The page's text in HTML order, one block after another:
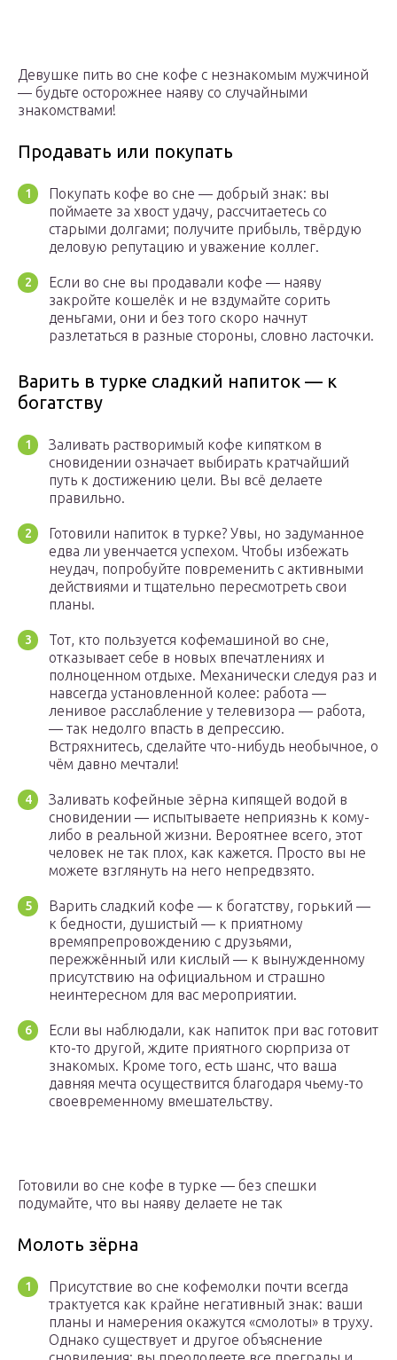
Девушке пить во сне кофе с незнакомым мужчиной
— будьте осторожнее наяву со случайными
знакомствами!
Продавать или покупать
Покупать кофе во сне — добрый знак: вы
поймаете за хвост удачу, рассчитаетесь со
старыми долгами; получите прибыль, твёрдую
деловую репутацию и уважение коллег.
Если во сне вы продавали кофе — наяву
закройте кошелёк и не вздумайте сорить
деньгами, они и без того скоро начнут
разлетаться в разные стороны, словно ласточки.
Варить в турке сладкий напиток — к
богатству
Заливать растворимый кофе кипятком в
сновидении означает выбирать кратчайший
путь к достижению цели. Вы всё делаете
правильно.
Готовили напиток в турке? Увы, но задуманное
едва ли увенчается успехом. Чтобы избежать
неудач, попробуйте повременить с активными
действиями и тщательно пересмотреть свои
планы.
Тот, кто пользуется кофемашиной во сне,
отказывает себе в новых впечатлениях и
полноценном отдыхе. Механически следуя раз и
навсегда установленной колее: работа —
ленивое расслабление у телевизора — работа,
— так недолго впасть в депрессию.
Встряхнитесь, сделайте что-нибудь необычное, о
чём давно мечтали!
Заливать кофейные зёрна кипящей водой в
сновидении — испытываете неприязнь к кому-
либо в реальной жизни. Вероятнее всего, этот
человек не так плох, как кажется. Просто вы не
можете взглянуть на него непредвзято.
Варить сладкий кофе — к богатству, горький —
к бедности, душистый — к приятному
времяпрепровождению с друзьями,
пережжённый или кислый — к вынужденному
присутствию на официальном и страшно
неинтересном для вас мероприятии.
Если вы наблюдали, как напиток при вас готовит
кто-то другой, ждите приятного сюрприза от
знакомых. Кроме того, есть шанс, что ваша
давняя мечта осуществится благодаря чьему-то
своевременному вмешательству.
Готовили во сне кофе в турке — без спешки
подумайте, что вы наяву делаете не так
Молоть зёрна
Присутствие во сне кофемолки почти всегда
трактуется как крайне негативный знак: ваши
планы и намерения окажутся «смолоты» в труху.
Однако существует и другое объяснение